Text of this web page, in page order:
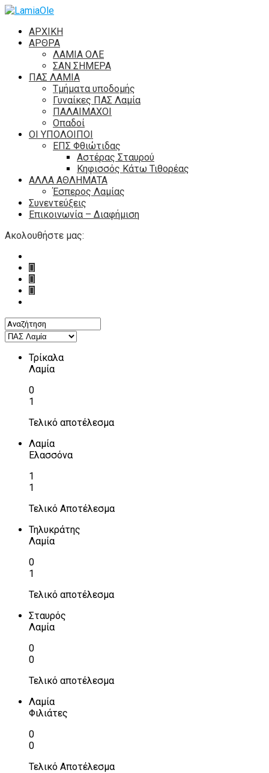
ΑΡΧΙΚΗ
ΑΡΘΡΑ
ΛΑΜΙΑ ΟΛΕ
ΣΑΝ ΣΗΜΕΡΑ
ΠΑΣ ΛΑΜΙΑ
Τμήματα υποδομής
Γυναίκες ΠΑΣ Λαμία
ΠΑΛΑΙΜΑΧΟΙ
Οπαδοί
ΟΙ ΥΠΟΛΟΙΠΟΙ
ΕΠΣ Φθιώτιδας
Αστέρας Σταυρού
Κηφισσός Κάτω Τιθορέας
ΑΛΛΑ ΑΘΛΗΜΑΤΑ
Έσπερος Λαμίας
Συνεντεύξεις
Επικοινωνία – Διαφήμιση
Ακολουθήστε μας:
Τρίκαλα
Λαμία
0
1
Τελικό αποτέλεσμα
Λαμία
Ελασσόνα
1
1
Τελικό Αποτέλεσμα
Τηλυκράτης
Λαμία
0
1
Τελικό αποτέλεσμα
Σταυρός
Λαμία
0
0
Τελικό αποτέλεσμα
Λαμία
Φιλιάτες
0
0
Τελικό Αποτέλεσμα